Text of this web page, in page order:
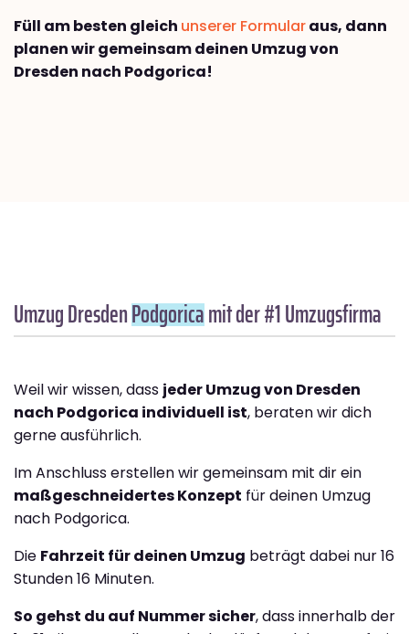
Füll am besten gleich unserer Formularaus, dann
planen wir gemeinsam deinen Umzug von
Dresden nach Podgorica!
Umzug DresdenPodgoricamit der #1 Umzugsfirma
Weil wir wissen, dass jeder Umzug von Dresden
nach Podgorica individuell ist, beraten wir dich
gerne ausführlich.
Im Anschluss erstellen wir gemeinsam mit dir ein
maßgeschneidertes Konzept für deinen Umzug
nach Podgorica.
Die Fahrzeit für deinen Umzug beträgt dabei nur 16
Stunden 16 Minuten.
So gehst du auf Nummer sicher, dass innerhalb der